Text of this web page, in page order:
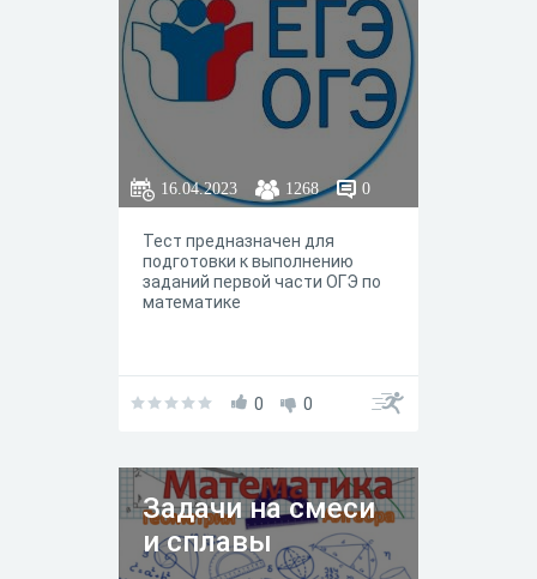
16.04.2023 1268 0
Тест предназначен для
подготовки к выполнению
заданий первой части ОГЭ по
математике
0 0
Задачи на смеси
и сплавы